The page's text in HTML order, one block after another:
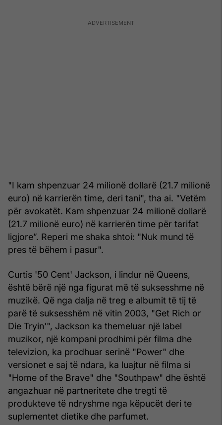
"I kam shpenzuar 24 milionë dollarë (21.7 milionë
euro) në karrierën time, deri tani", tha ai. "Vetëm
për avokatët. Kam shpenzuar 24 milionë dollarë
(21.7 milionë euro) në karrierën time për tarifat
ligjore”. Reperi me shaka shtoi: "Nuk mund të
pres të bëhem i pasur".
Curtis '50 Cent' Jackson, i lindur në Queens,
është bërë një nga figurat më të suksesshme në
muzikë. Që nga dalja në treg e albumit të tij të
parë të suksesshëm në vitin 2003, "Get Rich or
Die Tryin'", Jackson ka themeluar një label
muzikor, një kompani prodhimi për filma dhe
televizion, ka prodhuar serinë "Power" dhe
versionet e saj të ndara, ka luajtur në filma si
"Home of the Brave" dhe "Southpaw" dhe është
angazhuar në partneritete dhe tregti të
produkteve të ndryshme nga këpucët deri te
suplementet dietike dhe parfumet.